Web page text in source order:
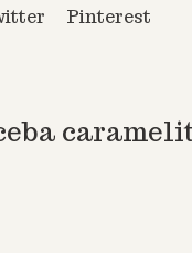
Pinterest